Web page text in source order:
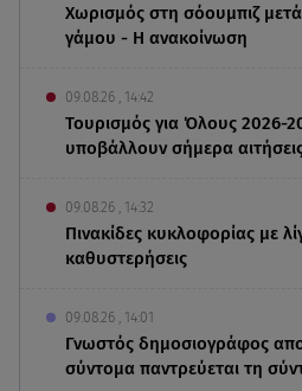
Χωρισμός στη σόουμπιζ
γάμου - Η ανακοίνωση
09.08.26 , 14:42
Τουρισμός για Όλους 2026-
υποβάλλουν σήμερα
09.08.26 , 14:32
Πινακίδες κυκλοφορίας με
καθυστερήσεις
09.08.26 , 14:01
Γνωστός δημοσιογράφος
σύντομα παντρεύεται τη